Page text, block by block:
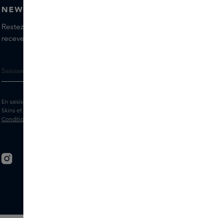
NEWSLETTER
Restez informé(e) des dernières marques et produits,
recevez les conseils de nos Skins Experts.
En saisissant votre adresse e-mail, vous acceptez de recevoir la newsletter
Skins et des messages marketing personnalisés par e-mail. Consultez les
Conditions générales